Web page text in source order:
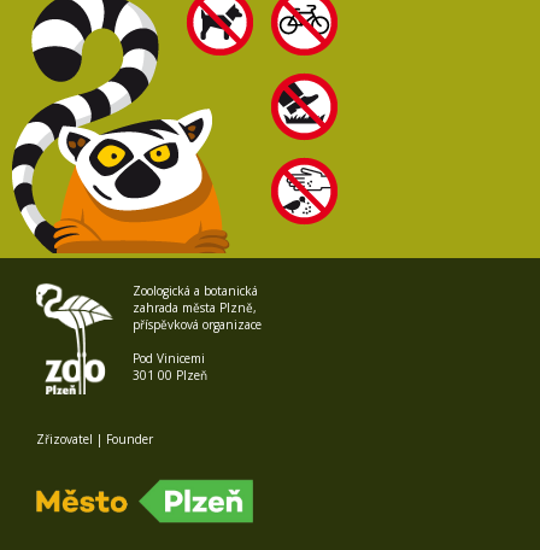
Zoologická a botanická
zahrada města Plzně,
příspěvková organizace
Pod Vinicemi
301 00 Plzeň
Zřizovatel | Founder